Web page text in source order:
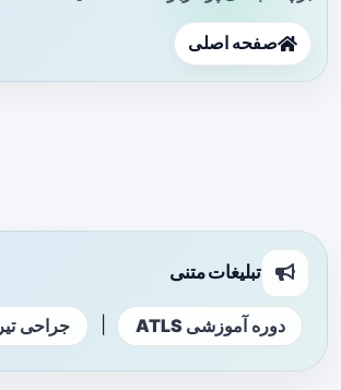
صفحه اصلی
تبلیغات متنی
دوره آموزشی ATLS جراحی